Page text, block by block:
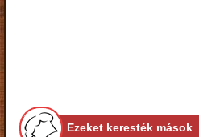
Ezeket keresték mások